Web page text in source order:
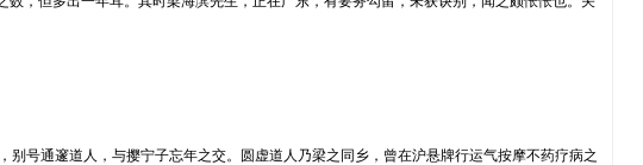
号通邃道人，与撄宁子忘年之交。圆虚道人乃梁之同乡，曾在沪悬牌行运气按摩不药疗病之